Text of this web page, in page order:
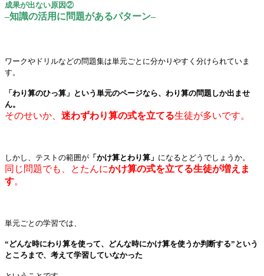
成果が出ない原因②
–知識の活用に問題があるパターン–
ワークやドリルなどの問題集は単元ごとに分かりやすく分けられていま
す。
「わり算のひっ算」という単元のページなら、わり算の問題しか出ませ
ん。
そのせいか、 迷わずわり算の式を立てる生徒が多いです。
しかし、テストの範囲が 「かけ算とわり算」 になるとどうでしょうか。
同じ問題でも、とたんにかけ算の式を立てる生徒が増えま
す。
単元ごとの学習では、
“どんな時にわり算を使って、どんな時にかけ算を使うか判断する”という
ところまで、考えて学習していなかった